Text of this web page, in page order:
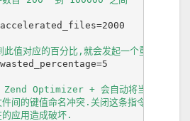
值对应的百分比,就会发起一个重启调度.
Zend Optimizer + 会自动将当前工作目
间的键值命名冲突.关闭这条指令会提升性
应用造成破坏.